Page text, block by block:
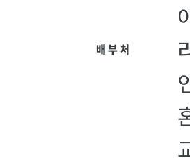
배 부 처